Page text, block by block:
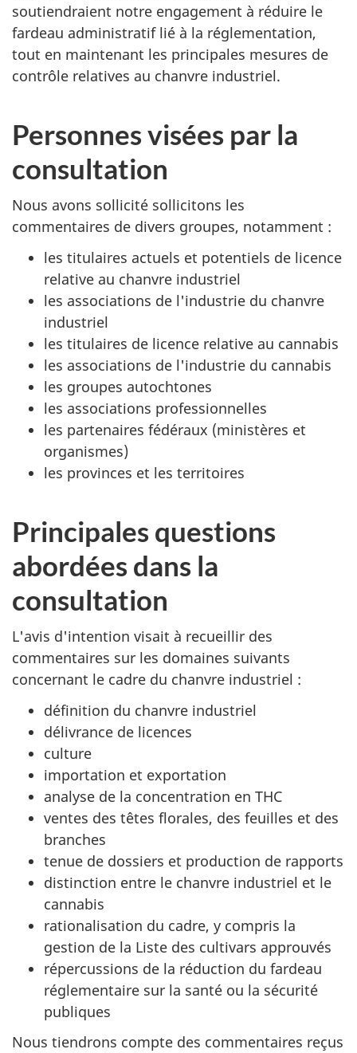
soutiendraient notre engagement à réduire le
fardeau administratif lié à la réglementation,
tout en maintenant les principales mesures de
contrôle relatives au chanvre industriel.
Personnes visées par la
consultation
Nous avons sollicité sollicitons les
commentaires de divers groupes, notamment :
les titulaires actuels et potentiels de licence
relative au chanvre industriel
les associations de l'industrie du chanvre
industriel
les titulaires de licence relative au cannabis
les associations de l'industrie du cannabis
les groupes autochtones
les associations professionnelles
les partenaires fédéraux (ministères et
organismes)
les provinces et les territoires
Principales questions
abordées dans la
consultation
L'avis d'intention visait à recueillir des
commentaires sur les domaines suivants
concernant le cadre du chanvre industriel :
définition du chanvre industriel
délivrance de licences
culture
importation et exportation
analyse de la concentration en THC
ventes des têtes florales, des feuilles et des
branches
tenue de dossiers et production de rapports
distinction entre le chanvre industriel et le
cannabis
rationalisation du cadre, y compris la
gestion de la Liste des cultivars approuvés
répercussions de la réduction du fardeau
réglementaire sur la santé ou la sécurité
publiques
Nous tiendrons compte des commentaires reçus